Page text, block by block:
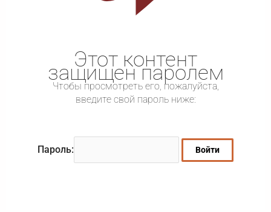
Этот контент
защищен паролем
Чтобы просмотреть его, пожалуйста,
введите свой пароль ниже:
Пароль: